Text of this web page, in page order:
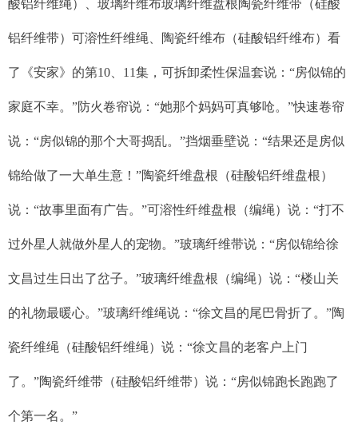
酸铝纤维绳）、玻璃纤维布玻璃纤维盘根陶瓷纤维带（硅酸
铝纤维带）可溶性纤维绳、陶瓷纤维布（硅酸铝纤维布）看
了《安家》的第10、11集，可拆卸柔性保温套说：“房似锦的
家庭不幸。”防火卷帘说：“她那个妈妈可真够呛。”快速卷帘
说：“房似锦的那个大哥捣乱。”挡烟垂壁说：“结果还是房似
锦给做了一大单生意！”陶瓷纤维盘根（硅酸铝纤维盘根）
说：“故事里面有广告。”可溶性纤维盘根（编绳）说：“打不
过外星人就做外星人的宠物。”玻璃纤维带说：“房似锦给徐
文昌过生日出了岔子。”玻璃纤维盘根（编绳）说：“楼山关
的礼物最暖心。”玻璃纤维绳说：“徐文昌的尾巴骨折了。”陶
瓷纤维绳（硅酸铝纤维绳）说：“徐文昌的老客户上门
了。”陶瓷纤维带（硅酸铝纤维带）说：“房似锦跑长跑跑了
个第一名。”